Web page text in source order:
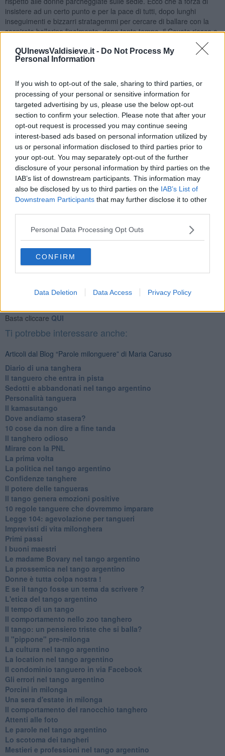
QUInewsValdisieve.it - Do Not Process My
Personal Information
If you wish to opt-out of the sale, sharing to third parties, or
processing of your personal or sensitive information for
targeted advertising by us, please use the below opt-out
section to confirm your selection. Please note that after your
opt-out request is processed you may continue seeing
interest-based ads based on personal information utilized by
us or personal information disclosed to third parties prior to
your opt-out. You may separately opt-out of the further
disclosure of your personal information by third parties on the
IAB’s list of downstream participants. This information may
also be disclosed by us to third parties on the IAB’s List of
Downstream Participants that may further disclose it to other
Personal Data Processing Opt Outs
CONFIRM
Data Deletion Data Access Privacy Policy
insistere ad un certo punto e per la pace di tutti, dopo lunghi
inseguimenti e bizzarri stratagemmi per cercare di ballare con la
sospirata ballerina finalmente, dopo tanto tempo, il Coyote riesce a
catturare Beep Beep e si gode finalmente il suo pranzo (tanda).
Mi viene da pensare che se io fossi un Coyote cercherei di
l’apprendimento richiede impegno. Difatti le radici del sapere sono
amare mentre i frutti sono dolci e spesso al mondo d’oggi
mangiamo dei frutti ancora acerbi. Oltretutto, con l’avvento di
YouTubegli insipienti credono di poter imparare una figura anche
senza mai averla provata solo attraverso la visione dei filmati che
riprendono coppie di ballerini tangheri.
A tali personaggi consiglio l’acquisto di un monitor tridimensionale
così perlomeno potranno vedere i movimenti da ogni angolazione.
Il miglioramento continuo è il motore del tango, guai a rimanere
statici senza progredire nel proprio percorso di apprendimento
perché alla lunga tutto questo ci porta fuori dal mercato
milonguero.
Maria Caruso
Newsletter QUInews - ToscanaMedia.Arriva gratis tutti i giorni
Basta cliccare QUI
Ti potrebbe interessare anche:
Articoli dal Blog “Parole milonguere” di Maria Caruso
Diario di una tanghera
Il tanguero che entra in pista
Sedotti e abbandonati nel tango argentino
Personalità tanguera
Il kamasutango
Dove andiamo stasera?
10 cose da non dire a fine tanda
Il tanghero odioso
Mirare con la PNL
La prima volta
La politica nel tango argentino
Confidenze tanghere
Il potere delle tangueras
Il tango genera emozioni positive
10 regole tanguere che dovremmo imparare
Legge 104: agevolazione per tangueri
Imprevisti di vita milonghera
Primi passi
I buoni maestri
Le madame Bovary nel tango argentino
La prossemica nel tango argentino
Donne è tutta colpa nostra !
E se il tango fosse un tema da scrivere ?
L'etica del tango argentino
Il tempo di un tango
Il comportamento nello zoo tanghero
Il tango: un pensiero triste che si balla?
Il "pippone" pre-milonga
La cultura nel tango argentino
La location nel tango argentino
Il condominio tanguero in via Facebook
Gli errori nel tango argentino
Porcini in milonga
Una sera d'estate in milonga
Il comportamento del ranocchio tanghero
Attenti alle foto
Le parole nel tango argentino
Lo scotoma dei tangheri
Mestieri e professioni nel tango argentino